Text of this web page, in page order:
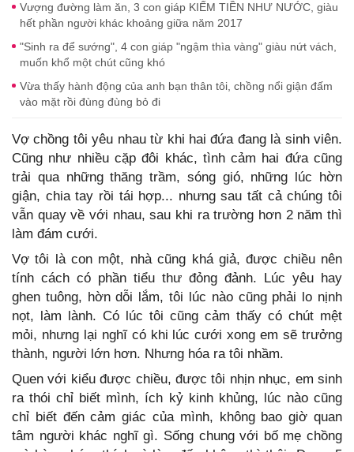
Vượng đường làm ăn, 3 con giáp KIẾM TIỀN NHƯ NƯỚC, giàu
hết phần người khác khoảng giữa năm 2017
"Sinh ra để sướng", 4 con giáp "ngậm thìa vàng" giàu nứt vách,
muốn khổ một chút cũng khó
Vừa thấy hành động của anh bạn thân tôi, chồng nổi giận đấm
vào mặt rồi đùng đùng bỏ đi
Vợ chồng tôi yêu nhau từ khi hai đứa đang là sinh viên.
Cũng như nhiều cặp đôi khác, tình cảm hai đứa cũng
trải qua những thăng trầm, sóng gió, những lúc hờn
giận, chia tay rồi tái hợp... nhưng sau tất cả chúng tôi
vẫn quay về với nhau, sau khi ra trường hơn 2 năm thì
làm đám cưới.
Vợ tôi là con một, nhà cũng khá giả, được chiều nên
tính cách có phần tiểu thư đỏng đảnh. Lúc yêu hay
ghen tuông, hờn dỗi lắm, tôi lúc nào cũng phải lo nịnh
nọt, làm lành. Có lúc tôi cũng cảm thấy có chút mệt
mỏi, nhưng lại nghĩ có khi lúc cưới xong em sẽ trưởng
thành, người lớn hơn. Nhưng hóa ra tôi nhầm.
Quen với kiểu được chiều, được tôi nhịn nhục, em sinh
ra thói chỉ biết mình, ích kỷ kinh khủng, lúc nào cũng
chỉ biết đến cảm giác của mình, không bao giờ quan
tâm người khác nghĩ gì. Sống chung với bố mẹ chồng